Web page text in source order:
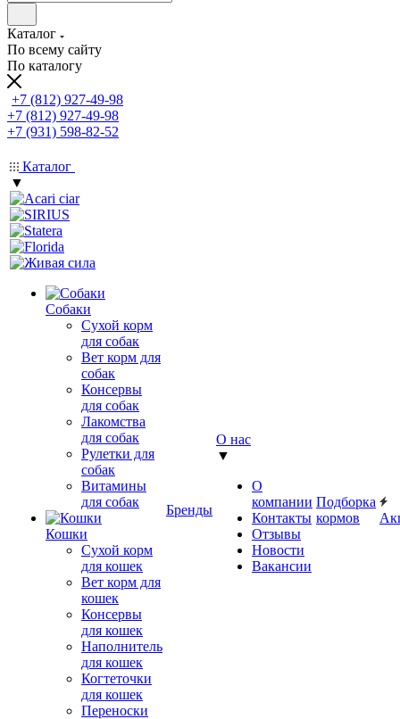
Каталог
По всему сайту
По каталогу
+7 (812) 927-49-98
+7 (812) 927-49-98
+7 (931) 598-82-52
Каталог
▼
Собаки
Сухой корм
для собак
Вет корм для
собак
Консервы
для собак
Лакомства
для собак
Рулетки для
собак
Витамины
для собак
Кошки
Сухой корм
для кошек
Вет корм для
кошек
Консервы
для кошек
Наполнитель
для кошек
Когтеточки
для кошек
Переноски
Бренды
О нас
▼
О
компании
Контакты
Отзывы
Новости
Вакансии
Подборка
кормов